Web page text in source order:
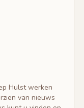
Hulst werken
van nieuws